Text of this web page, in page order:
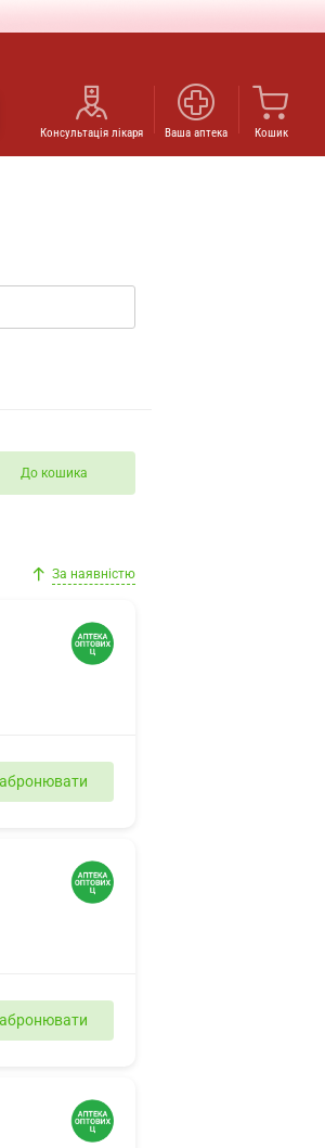
Консультація лікаря Ваша аптека Кошик
До кошика
За наявністю